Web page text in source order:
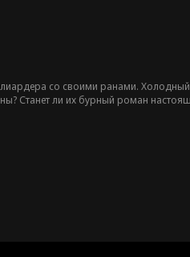
со своими ранами. Холодный
Станет ли их бурный роман